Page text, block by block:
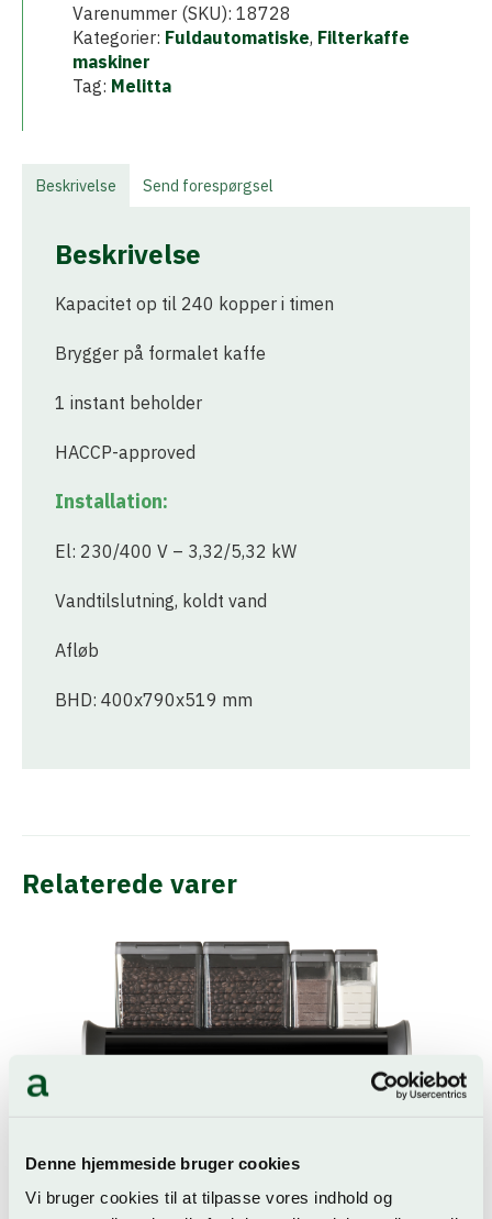
Denne hjemmeside bruger cookies
Vi bruger cookies til at tilpasse vores indhold og
Varenummer (SKU): 18728
Kategorier: Fuldautomatiske, Filterkaffe
maskiner
Tag: Melitta
Beskrivelse Send forespørgsel
Beskrivelse
Kapacitet op til 240 kopper i timen
Brygger på formalet kaffe
1 instant beholder
HACCP-approved
Installation:
El: 230/400 V – 3,32/5,32 kW
Vandtilslutning, koldt vand
Afløb
BHD: 400x790x519 mm
Relaterede varer